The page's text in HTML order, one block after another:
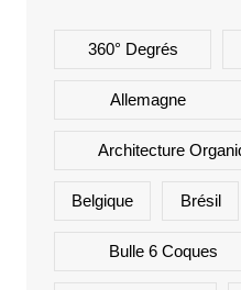
360° Degrés
Allemagne
Architecture
Belgique Brésil
Bulle 6 Coques